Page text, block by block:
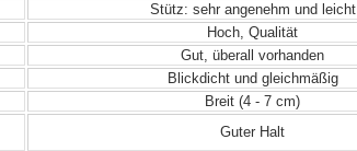
Stütz: sehr angenehm und leicht
Hoch, Qualität
Gut, überall vorhanden
Blickdicht und gleichmäßig
Breit (4 - 7 cm)
Guter Halt